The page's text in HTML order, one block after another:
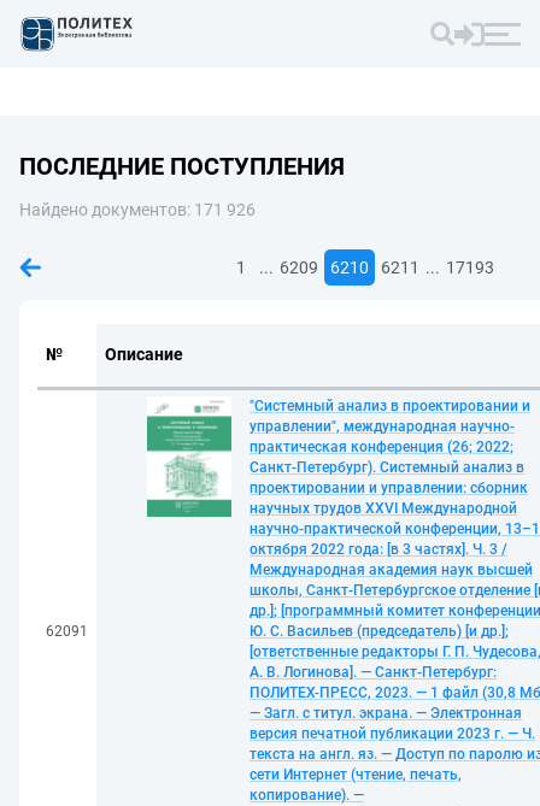
ПОСЛЕДНИЕ ПОСТУПЛЕНИЯ
Найдено документов: 171 926
1 ... 6209 6210 6211 ... 17193
№ Описание
62091
"Системный анализ в проектировании и
управлении", международная научно-
практическая конференция (26; 2022;
Санкт-Петербург). Системный анализ в
проектировании и управлении: сборник
научных трудов XXVI Международной
научно-практической конференции,
октября 2022 года: [в 3 частях]. Ч. 3 /
Международная академия наук высшей
школы, Санкт-Петербургское отделение
др.]; [программный комитет
Ю. С. Васильев (председатель) [и др.];
[ответственные редакторы Г. П. Чудесова,
А. В. Логинова]. — Санкт-Петербург:
ПОЛИТЕХ-ПРЕСС, 2023. — 1 файл (30,8
— Загл. с титул. экрана. — Электронная
версия печатной публикации 2023 г. — Ч.
текста на англ. яз. — Доступ по паролю
сети Интернет (чтение, печать,
копирование). —